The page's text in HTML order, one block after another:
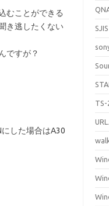
むことができる
き逃したくない
ですが？
した場合はA30
SJIS
TS-